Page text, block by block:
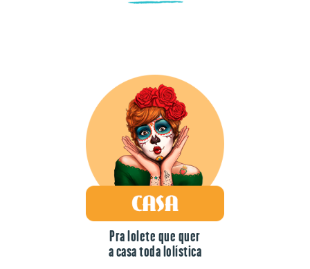
Pra lolete que quer
a casa toda lolística
Saiba mais!